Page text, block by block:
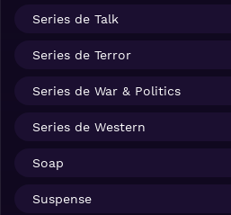
Series de Talk
Series de Terror
Series de War & Politics
Series de Western
Soap
Suspense